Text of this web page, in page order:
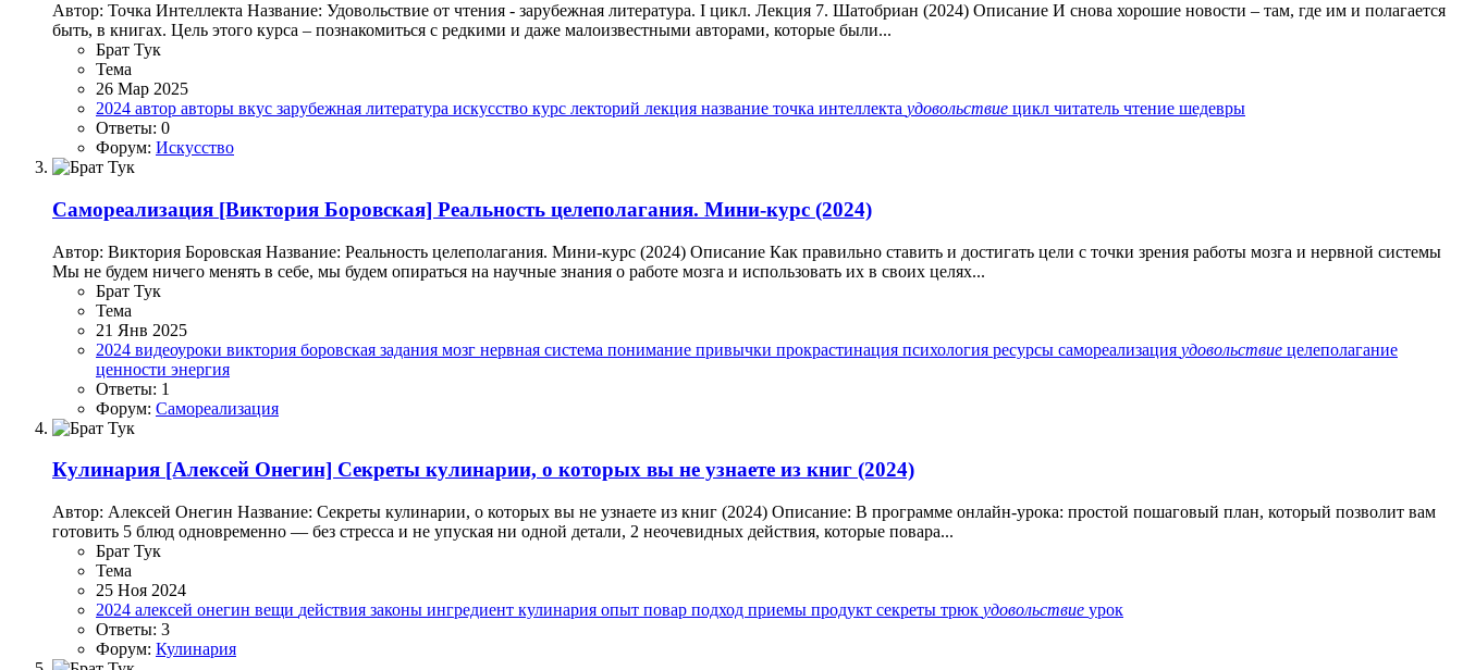
Автор: Точка Интеллекта Название: Удовольствие от чтения - зарубежная литература. I цикл. Лекция 7. Шатобриан (2024) Описание И снова хорошие новости – там, где им и полагается
быть, в книгах. Цель этого курса – познакомиться с редкими и даже малоизвестными авторами, которые были...
Брат Тук
Тема
26 Мар 2025
2024 автор авторы вкус зарубежная литература искусство курс лекторий лекция название точка интеллекта удовольствие цикл читатель чтение шедевры
Ответы: 0
Форум: Искусство
Самореализация [Виктория Боровская] Реальность целеполагания. Мини-курс (2024)
Автор: Виктория Боровская Название: Реальность целеполагания. Мини-курс (2024) Описание Как правильно ставить и достигать цели с точки зрения работы мозга и нервной системы
Мы не будем ничего менять в себе, мы будем опираться на научные знания о работе мозга и использовать их в своих целях...
Брат Тук
Тема
21 Янв 2025
2024 видеоуроки виктория боровская задания мозг нервная система понимание привычки прокрастинация психология ресурсы самореализация удовольствие целеполагание
ценности энергия
Ответы: 1
Форум: Самореализация
Кулинария [Алексей Онегин] Секреты кулинарии, о которых вы не узнаете из книг (2024)
Автор: Алексей Онегин Название: Секреты кулинарии, о которых вы не узнаете из книг (2024) Описание: В программе онлайн-урока: простой пошаговый план, который позволит вам
готовить 5 блюд одновременно — без стресса и не упуская ни одной детали, 2 неочевидных действия, которые повара...
Брат Тук
Тема
25 Ноя 2024
2024 алексей онегин вещи действия законы ингредиент кулинария опыт повар подход приемы продукт секреты трюк удовольствие урок
Ответы: 3
Форум: Кулинария